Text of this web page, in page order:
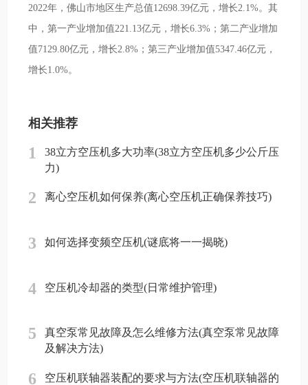
2022年，佛山市地区生产总值12698.39亿元，增长2.1%。其
中，第一产业增加值221.13亿元，增长6.3%；第二产业增加
值7129.80亿元，增长2.8%；第三产业增加值5347.46亿元，
增长1.0%。
相关推荐
1
38立方空压机多大功率(38立方空压机多少公斤压
力)
2 离心空压机如何保养(离心空压机正确保养技巧)
3 如何选择变频空压机(谜底将一一揭晓)
4 空压机冷却器的类型(日常维护管理)
5
真空泵常见故障及怎么维修方法(真空泵常见故障
及解决方法)
6 空压机联轴器装配的要求与方法(空压机联轴器的